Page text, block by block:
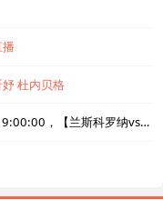
妤杜内贝格
【直播内容】：北京时间2026-05-30 19:00:00，【兰斯科罗纳vs布莱格】直播准时在线播放，喜欢看比赛的朋友可以提前收藏本页面以免错过直播。盈点直播网_足球直播还为您在本页面索引了相关直播、兰斯科罗纳直播、布莱格直播的近期比赛列表以及两队历史交锋、两队赛程。